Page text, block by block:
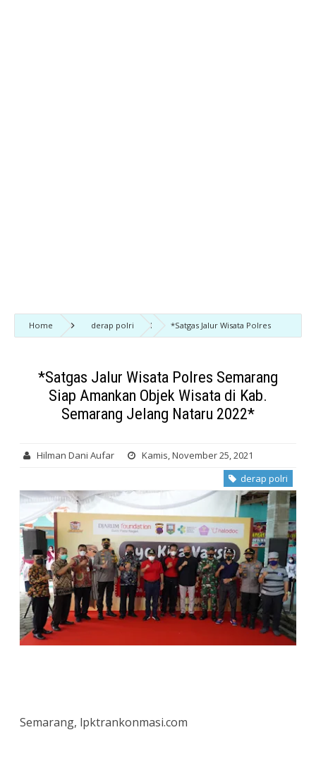
Home derap polri
*Satgas Jalur Wisata Polres
Semarang Siap Amankan Objek Wisata di Kab. Semarang Jelang Nataru
*Satgas Jalur Wisata Polres Semarang
Siap Amankan Objek Wisata di Kab.
Semarang Jelang Nataru 2022*
Hilman Dani Aufar
Kamis, November 25, 2021
derap polri
Semarang, lpktrankonmasi.com